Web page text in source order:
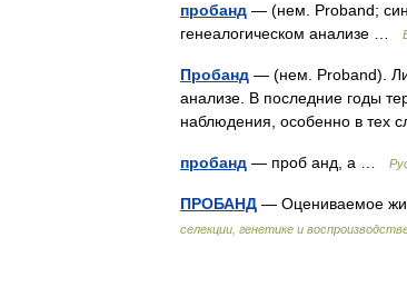
пробанд — (нем. Proband;
генеалогическом анализе …
Пробанд — (нем. Proband).
анализе. В последние годы
наблюдения, особенно в тех
пробанд — проб анд, а …
ПРОБАНД — Оцениваемое
селекции, генетике и